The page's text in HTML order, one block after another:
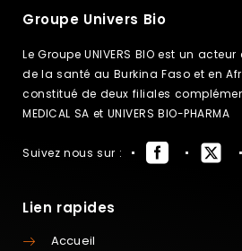
Groupe Univers Bio
Le Groupe UNIVERS BIO est un
de la santé au Burkina Faso et en
constitué de deux filiales
MEDICAL SA et UNIVERS BIO-PHARMA
Suivez nous sur :
Lien rapides
Accueil